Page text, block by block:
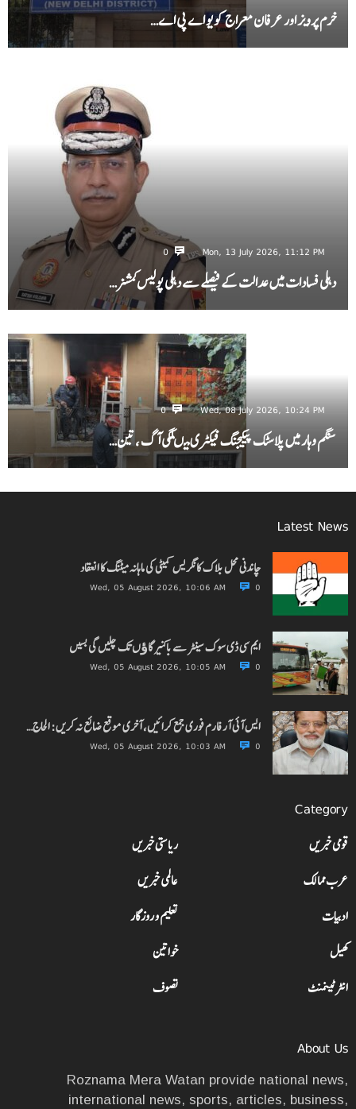
خرم پرویز اور عرفان معراج کو یو اے پی اے…
Mon, 13 July 2026, 11:12 PM
0
دہلی فسادات میں عدالت کے فیصلے سے دہلی پولیس کمشنر…
Wed, 08 July 2026, 10:24 PM
0
سنگم وہار میں پلاسٹک پیکیجنگ فیکٹری میںلگی آگ ، تین…
Latest News
چاندنی محل بلاک کانگریس کمیٹی کی ماہانہ میٹنگ کا انعقاد
Wed, 05 August 2026, 10:06 AM 0
ایم سی ڈی سوک سینٹر سے باکنیر گاﺅں تک چلیں گی بسیں
Wed, 05 August 2026, 10:05 AM 0
ایس آئی آر فارم فوری جمع کرائیں، آخری موقع ضائع نہ کریں: الحاج…
Wed, 05 August 2026, 10:03 AM 0
Category
قومی خبریں
ریاستی خبریں
عرب ممالک
عالمی خبریں
ادبیات
تعلیم و روزگار
کھیل
خواتین
انٹرٹینمنٹ
تصوف
About Us
Roznama Mera Watan provide national news,
international news, sports, articles, business,